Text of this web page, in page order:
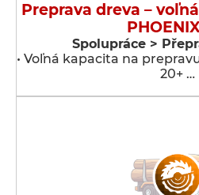
Preprava dreva –
Spolupráce >
• Voľná kapacita na
20+ …